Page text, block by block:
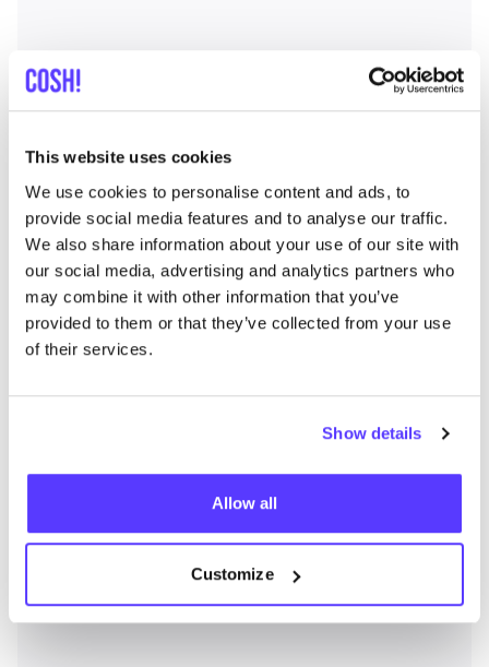
This website uses cookies
We use cookies to personalise content and ads, to
provide social media features and to analyse our traffic.
We also share information about your use of our site with
our social media, advertising and analytics partners who
may combine it with other information that you’ve
provided to them or that they’ve collected from your use
of their services.
Show details
Allow all
Customize